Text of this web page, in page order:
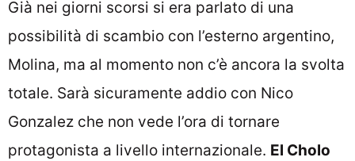
Già nei giorni scorsi si era parlato di una
possibilità di scambio con l’esterno argentino,
Molina, ma al momento non c’è ancora la svolta
totale. Sarà sicuramente addio con Nico
Gonzalez che non vede l’ora di tornare
protagonista a livello internazionale. El Cholo